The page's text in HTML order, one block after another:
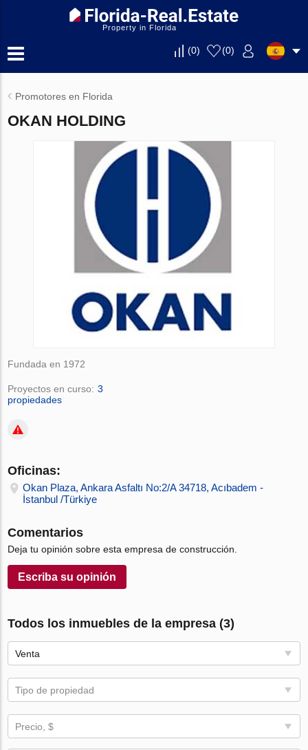
Property in Florida
(0) (0)
Promotores en Florida
OKAN HOLDING
Fundada en 1972
Proyectos en curso: 3
propiedades
Oficinas:
Okan Plaza, Ankara Asfaltı No:2/A 34718, Acıbadem -
İstanbul /Türkiye
Comentarios
Deja tu opinión sobre esta empresa de construcción.
Escriba su opinión
Todos los inmuebles de la empresa (3)
Venta
Tipo de propiedad
Precio, $